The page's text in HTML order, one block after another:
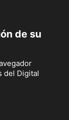
de su
del Digital